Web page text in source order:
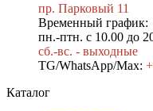
пр. Парковый 11
Временный график:
пн.-птн. с 10.00 до
сб.-вс. - выходные
TG/WhatsApp/Max:
Каталог